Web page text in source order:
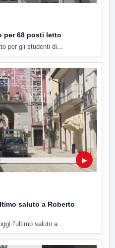
per 68 posti letto
per gli studenti di...
▶
saluto a Roberto
l’ultimo saluto a...